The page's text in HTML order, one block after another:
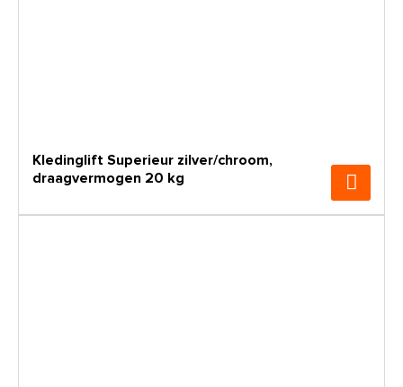
Kledinglift Superieur zilver/chroom,
draagvermogen 20 kg